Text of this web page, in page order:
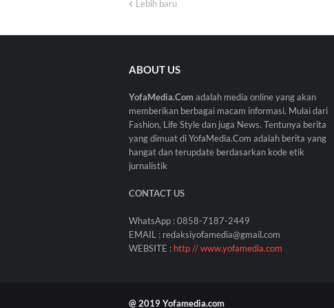
Lebih baru
ABOUT US
YofaMedia.Comadalah media online yang akan
memberikan berbagai macam informasi. Mulai dari
Fashion, Life Style dan juga News. Tentunya berita
yang dimuat di YofaMedia.Com adalah berita yang
hangat dan terupdate berdasarkan kode etik
jurnalistik
CONTACT US
WhatsApp : 0858-7187-2449
EMAIL : redaksiyofamedia@gmail.com
WEBSITE : http // www.yofamedia.com
@ 2019 Yofamedia.com